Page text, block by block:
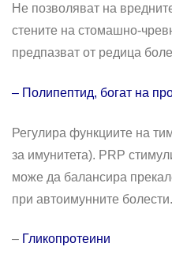
Не позволяват на
стените на стомашно-
предпазват от редица
– Полипептид, богат на
Регулира функциите на
за имунитета). PRP
може да балансира
при автоимунните болести.
– Гликопротеини